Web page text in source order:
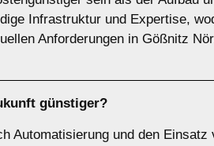
Infrastruktur und Expertise,
Anforderungen in Gößnitz
günstiger?
Automatisierung und den